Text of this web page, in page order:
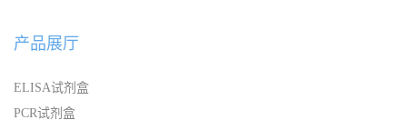
产品展厅
ELISA试剂盒
PCR试剂盒